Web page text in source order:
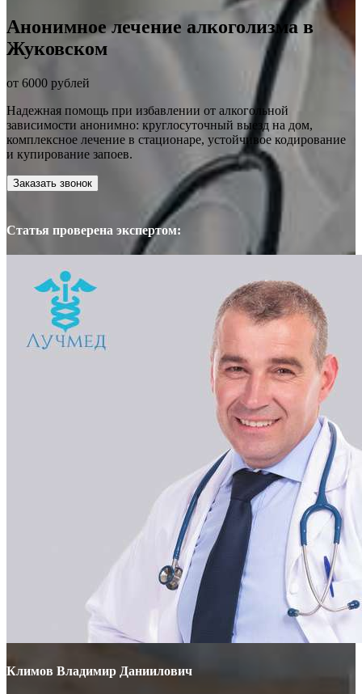
Анонимное лечение алкоголизма в
Жуковском
от 6000 рублей
Надежная помощь при избавлении от алкогольной
зависимости анонимно: круглосуточный выезд на дом,
комплексное лечение в стационаре, устойчивое кодирование
и купирование запоев.
Заказать звонок
Статья проверена экспертом:
Климов Владимир Даниилович